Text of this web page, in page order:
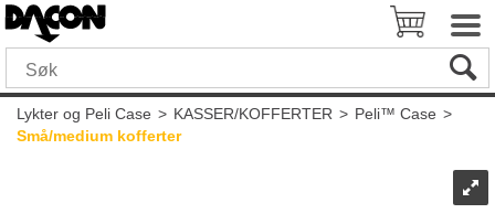
Lykter og Peli Case>KASSER/KOFFERTER>Peli™ Case>
Små/medium kofferter